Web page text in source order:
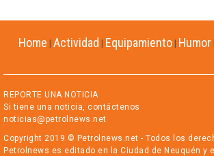
Home Actividad Equipamiento Humor
REPORTE UNA NOTICIA
Si tiene una noticia, contáctenos
noticias@petrolnews.net
Copyright 2019 © Petrolnews.net - Todos los
Petrolnews es editado en la Ciudad de Neuquén y